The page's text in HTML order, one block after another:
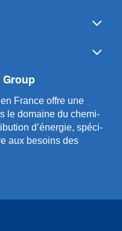
Group
France offre une
le domaine du chemi­
d’énergie, spéci­
aux besoins des